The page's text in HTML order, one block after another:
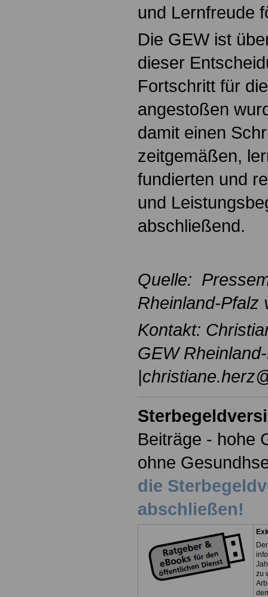
und Lernfreude
Die GEW ist
dieser
Fortschritt für
angestoßen
damit einen
zeitgemäßen,
fundierten und
und
abschließend.
Quelle:
Rheinland-
Kontakt:
GEW
Beiträge - hohe
ohne
die
abschließen!
zu